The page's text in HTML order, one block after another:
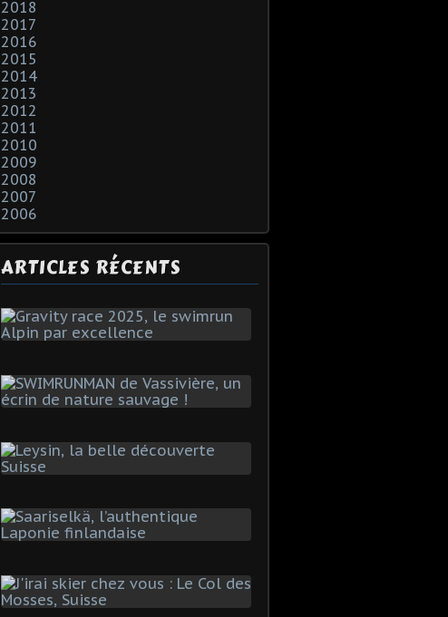
2018
2017
2016
2015
2014
2013
2012
2011
2010
2009
2008
2007
2006
ARTICLES RÉCENTS